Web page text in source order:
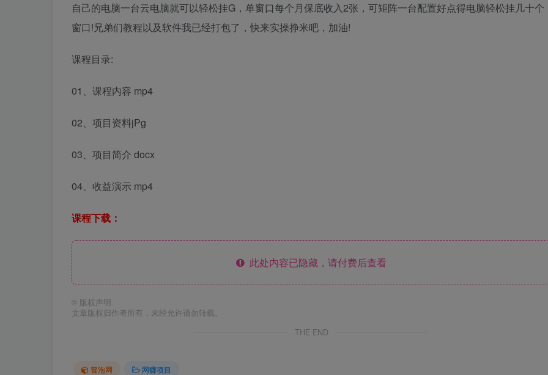
自己的电脑一台云电脑就可以轻松挂G，单窗口每个月保底收入2张，可矩阵一台配置好点得电脑轻松挂几十个
窗口!兄弟们教程以及软件我已经打包了，快来实操挣米吧，加油!
课程目录:
01、课程内容 mp4
02、项目资料jPg
03、项目简介 docx
04、收益演示 mp4
课程下载：
此处内容已隐藏，请付费后查看
© 版权声明
文章版权归作者所有，未经允许请勿转载。
THE END
冒泡网 网赚项目